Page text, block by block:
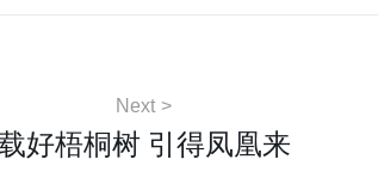
Next
好梧桐树 引得凤凰来